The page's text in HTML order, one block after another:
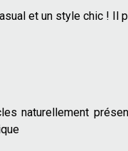
et un style chic ! Il
naturellement